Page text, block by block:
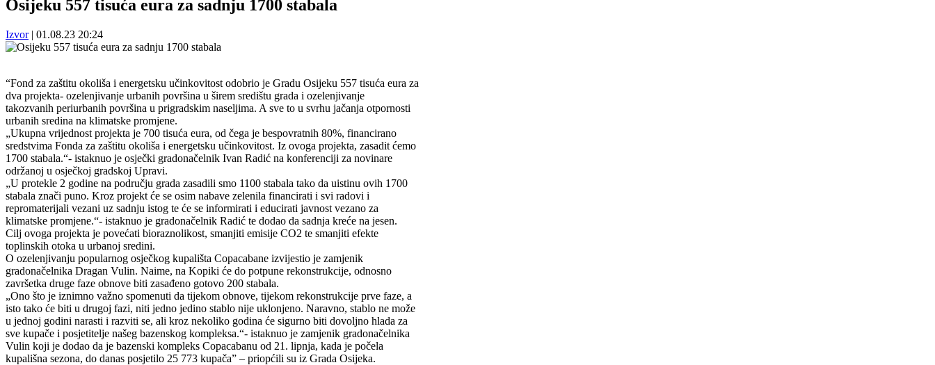
Osijeku 557 tisuća eura za sadnju 1700 stabala
Izvor | 01.08.23 20:24
“Fond za zaštitu okoliša i energetsku učinkovitost odobrio je Gradu Osijeku 557 tisuća eura za
dva projekta- ozelenjivanje urbanih površina u širem središtu grada i ozelenjivanje
takozvanih periurbanih površina u prigradskim naseljima. A sve to u svrhu jačanja otpornosti
urbanih sredina na klimatske promjene.
„Ukupna vrijednost projekta je 700 tisuća eura, od čega je bespovratnih 80%, financirano
sredstvima Fonda za zaštitu okoliša i energetsku učinkovitost. Iz ovoga projekta, zasadit ćemo
1700 stabala.“- istaknuo je osječki gradonačelnik Ivan Radić na konferenciji za novinare
održanoj u osječkoj gradskoj Upravi.
„U protekle 2 godine na području grada zasadili smo 1100 stabala tako da uistinu ovih 1700
stabala znači puno. Kroz projekt će se osim nabave zelenila financirati i svi radovi i
repromaterijali vezani uz sadnju istog te će se informirati i educirati javnost vezano za
klimatske promjene.“- istaknuo je gradonačelnik Radić te dodao da sadnja kreće na jesen.
Cilj ovoga projekta je povećati bioraznolikost, smanjiti emisije CO2 te smanjiti efekte
toplinskih otoka u urbanoj sredini.
O ozelenjivanju popularnog osječkog kupališta Copacabane izvijestio je zamjenik
gradonačelnika Dragan Vulin. Naime, na Kopiki će do potpune rekonstrukcije, odnosno
završetka druge faze obnove biti zasađeno gotovo 200 stabala.
„Ono što je iznimno važno spomenuti da tijekom obnove, tijekom rekonstrukcije prve faze, a
isto tako će biti u drugoj fazi, niti jedno jedino stablo nije uklonjeno. Naravno, stablo ne može
u jednoj godini narasti i razviti se, ali kroz nekoliko godina će sigurno biti dovoljno hlada za
sve kupače i posjetitelje našeg bazenskog kompleksa.“- istaknuo je zamjenik gradonačelnika
Vulin koji je dodao da je bazenski kompleks Copacabanu od 21. lipnja, kada je počela
kupališna sezona, do danas posjetilo 25 773 kupača” – priopćili su iz Grada Osijeka.